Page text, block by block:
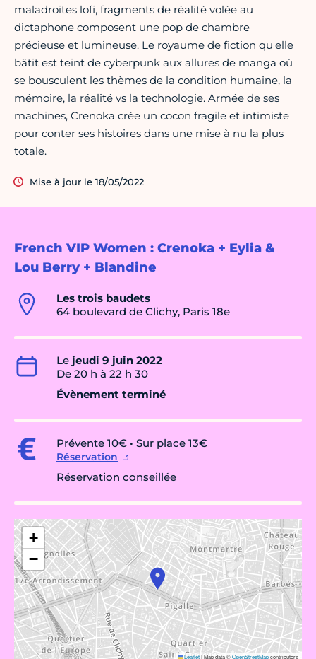
French VIP Women : Crenoka + Eylia &
Lou Berry + Blandine
Les trois baudets
64 boulevard de Clichy, Paris 18e
Le jeudi 9 juin 2022
De 20 h à 22 h 30
Évènement terminé
Prévente 10€ • Sur place 13€
Réservation
Réservation conseillée
+
−
Leaflet|Map data ©OpenStreetMapcontributors
maladroites lofi, fragments de réalité volée au
dictaphone composent une pop de chambre
précieuse et lumineuse. Le royaume de fiction qu'elle
bâtit est teint de cyberpunk aux allures de manga où
se bousculent les thèmes de la condition humaine, la
mémoire, la réalité vs la technologie. Armée de ses
machines, Crenoka crée un cocon fragile et intimiste
pour conter ses histoires dans une mise à nu la plus
totale.
Mise à jour le 18/05/2022